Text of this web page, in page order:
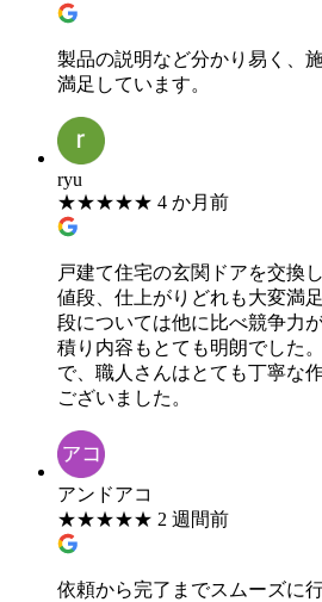
製品の説明など分かり易く、
満足しています。
ryu
★★★★★ 4 か月前
戸建て住宅の玄関ドアを交換
値段、仕上がりどれも大変満
段については他に比べ競争力
積り内容もとても明朗でした
で、職人さんはとても丁寧な
ございました。
アンドアコ
★★★★★ 2 週間前
依頼から完了までスムーズに